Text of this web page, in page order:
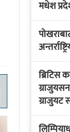
मधेश
ग्राजुयट